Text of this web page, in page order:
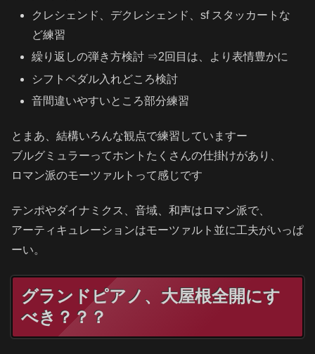
クレシェンド、デクレシェンド、sf スタッカートな
ど練習
繰り返しの弾き方検討 ⇒2回目は、より表情豊かに
シフトペダル入れどころ検討
音間違いやすいところ部分練習
とまあ、結構いろんな観点で練習していますー
ブルグミュラーってホントたくさんの仕掛けがあり、
ロマン派のモーツァルトって感じです
テンポやダイナミクス、音域、和声はロマン派で、
アーティキュレーションはモーツァルト並に工夫がいっぱ
ーい。
グランドピアノ、大屋根全開にす
べき？？？